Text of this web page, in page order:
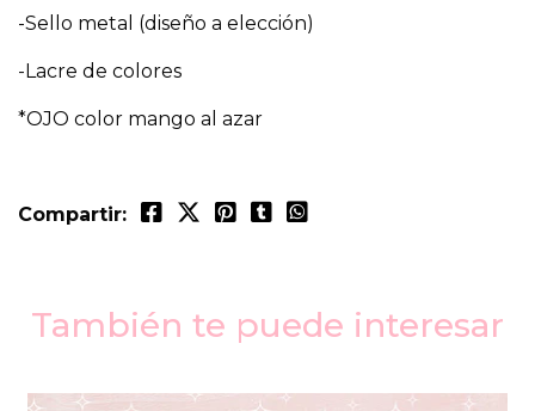
-Sello metal (diseño a elección)
-Lacre de colores
*OJO color mango al azar
Compartir:
También te puede interesar